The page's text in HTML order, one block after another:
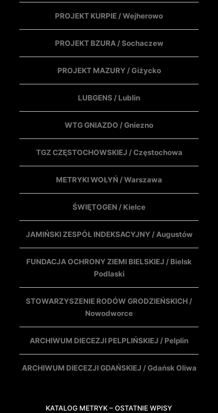
PROJEKT KURPIE / Wejherowo
PROJEKT BZURA / Sochaczew
PROJEKT MAZURY / Giżycko
LUBGENS / Lublin
WTG GNIAZDO / Gniezno
TGZ CZĘSTOCHOWSKIEJ / Częstochowa
METRYKI WOŁYŃ / Warszawa
ŚWIĘTOGEN / Kielce
JAMIŃSKI ZESPÓŁ INDEKSACYJNY / Augustów
FUNDACJA OCHRONY ZIEMI BIELSKIEJ / Bielsk
Podlaski
STOWARZYSZENIE RODÓW GRODZIEŃSKICH /
Nowodworce
ARCHIWUM DIECEZJI PELPLIŃSKIEJ / Pelplin
ARCHIWUM DIECEZJI GDAŃSKIEJ / Gdańsk Oliwa
KATALOG METRYK – OSTATNIE WPISY